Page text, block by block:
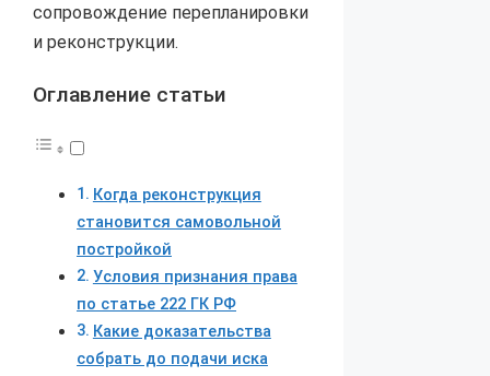
сопровождение перепланировки
и реконструкции.
Оглавление статьи
Когда реконструкция
становится самовольной
постройкой
Условия признания права
по статье 222 ГК РФ
Какие доказательства
собрать до подачи иска